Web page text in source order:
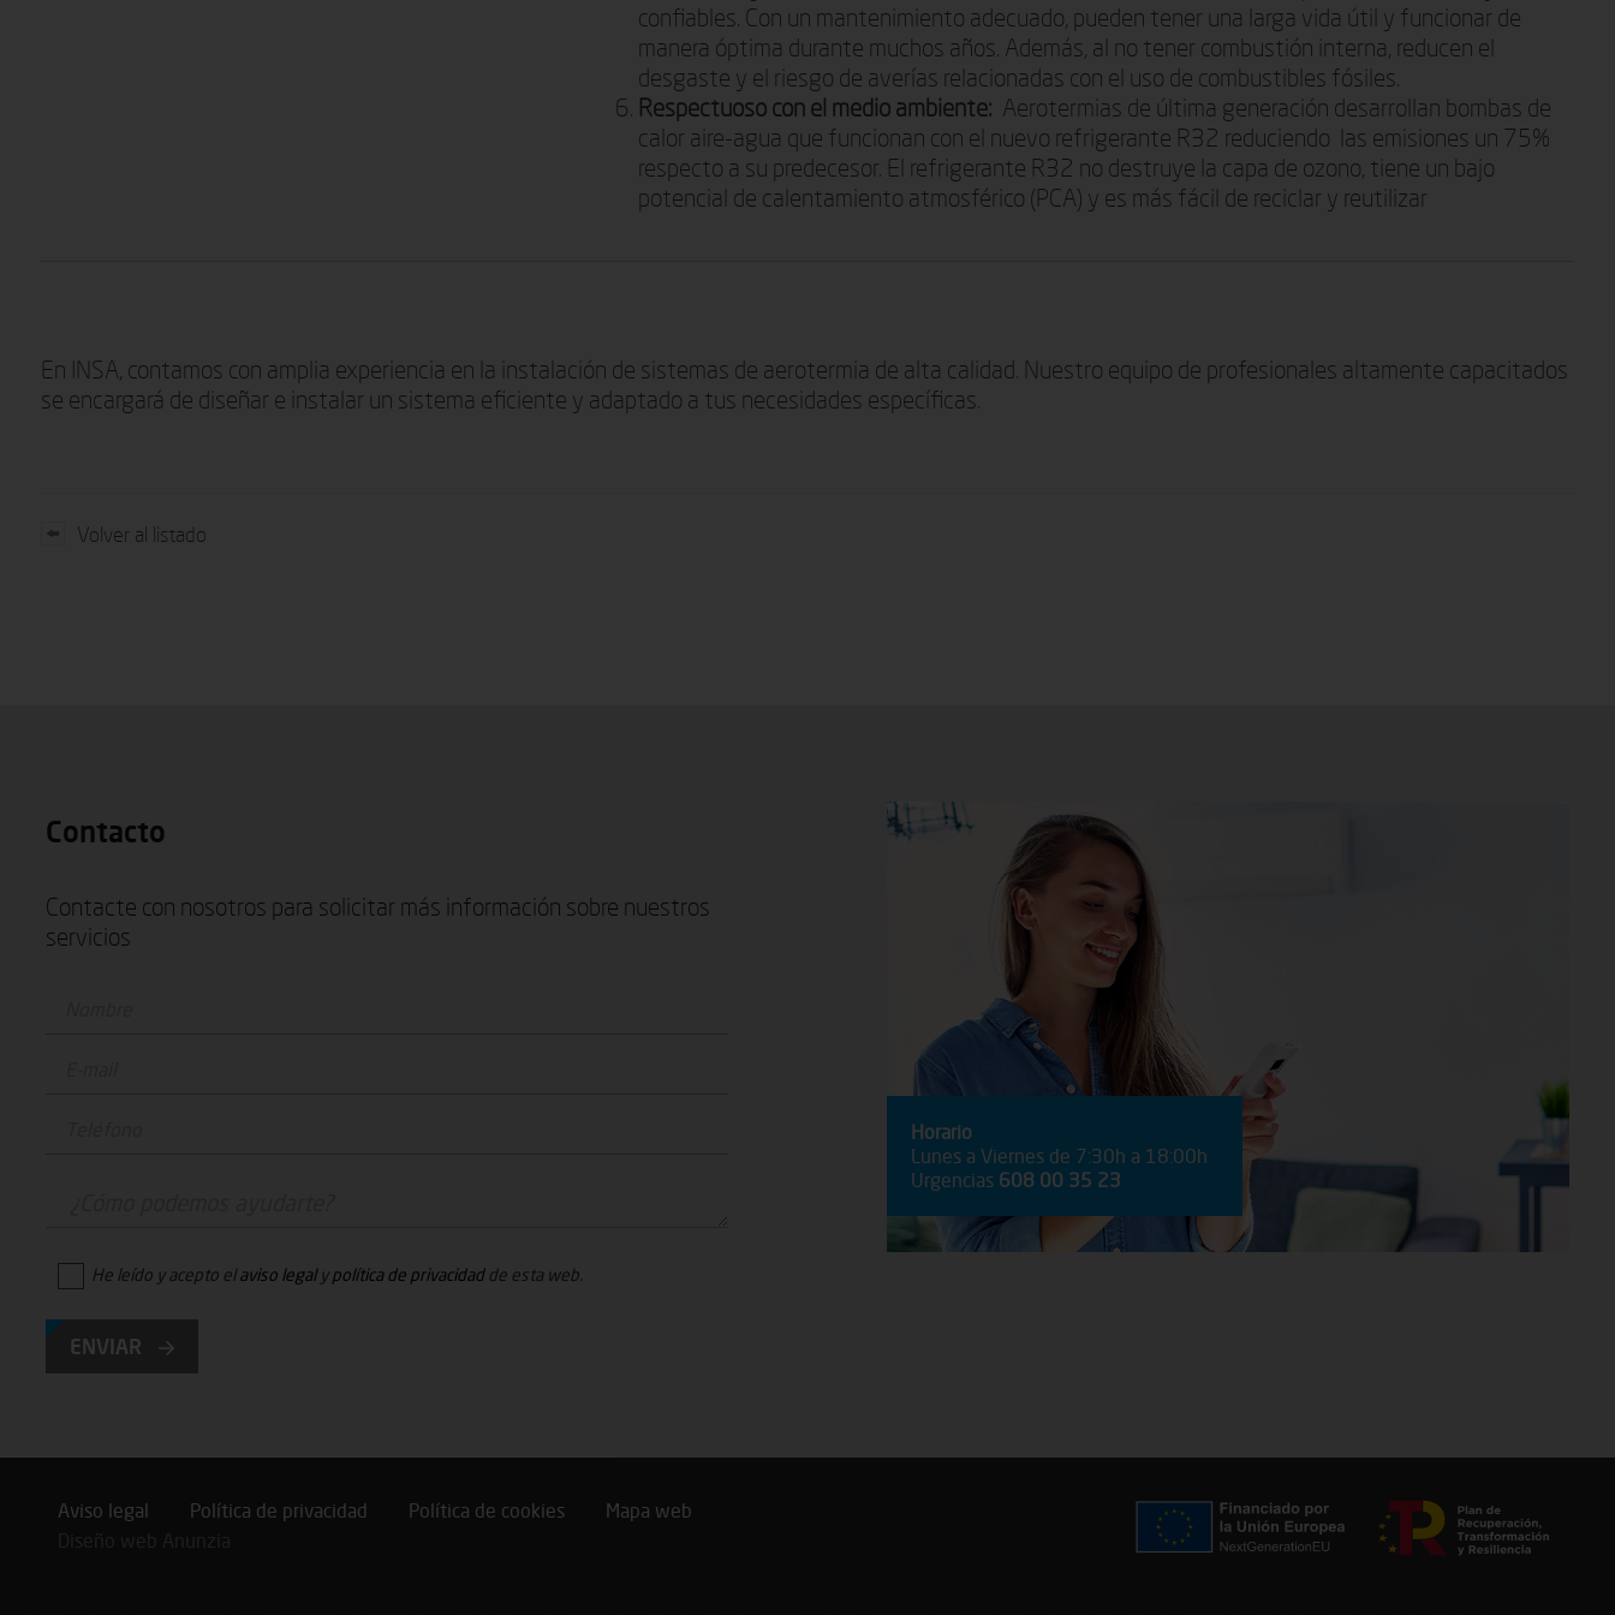
confiables. Con un mantenimiento adecuado, pueden tener una larga vida útil y funcionar de
manera óptima durante muchos años. Además, al no tener combustión interna, reducen el
desgaste y el riesgo de averías relacionadas con el uso de combustibles fósiles.
Respectuoso con el medio ambiente: Aerotermias de última generación desarrollan bombas de
calor aire-agua que funcionan con el nuevo refrigerante R32 reduciendo las emisiones un 75%
respecto a su predecesor. El refrigerante R32 no destruye la capa de ozono, tiene un bajo
potencial de calentamiento atmosférico (PCA) y es más fácil de reciclar y reutilizar
En INSA, contamos con amplia experiencia en la instalación de sistemas de aerotermia de alta calidad. Nuestro equipo de profesionales altamente capacitados
se encargará de diseñar e instalar un sistema eficiente y adaptado a tus necesidades específicas.
Volver al listado
Contacto
Contacte con nosotros para solicitar más información sobre nuestros
servicios
He leído y acepto elaviso legalypolítica de privacidadde esta web.
ENVIAR
Horario
Lunes a Viernes de 7:30h a 18:00h
Urgencias 608 00 35 23
Aviso legal Política de privacidad Política de cookies
Mapa web